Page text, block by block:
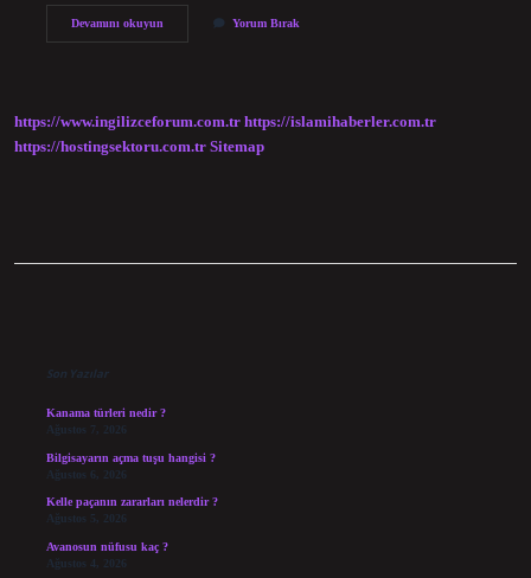
Devamını okuyunDark
Yorum Bırak
https://www.ingilizceforum.com.tr https://islamihaberler.com.tr
https://hostingsektoru.com.tr Sitemap
Son Yazılar
Kanama türleri nedir ?
Ağustos 7, 2026
Bilgisayarın açma tuşu hangisi ?
Ağustos 6, 2026
Kelle paçanın zararları nelerdir ?
Ağustos 5, 2026
Avanosun nüfusu kaç ?
Ağustos 4, 2026